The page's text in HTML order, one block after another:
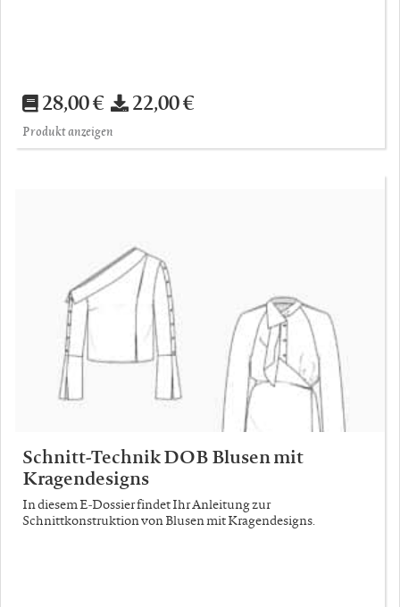
28,00 € 22,00 €
Produkt anzeigen
Schnitt-Technik DOB Blusen mit
Kragendesigns
In diesem E-Dossier findet Ihr Anleitung zur
Schnittkonstruktion von Blusen mit Kragendesigns.